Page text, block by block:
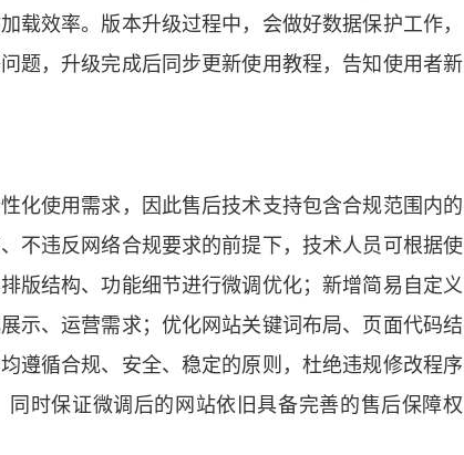
载效率。版本升级过程中，会做好数据保护工作，
题，升级完成后同步更新使用教程，告知使用者新
化使用需求，因此售后技术支持包含合规范围内的
不违反网络合规要求的前提下，技术人员可根据使
版结构、功能细节进行微调优化；新增简易自定义
示、运营需求；优化网站关键词布局、页面代码结
遵循合规、安全、稳定的原则，杜绝违规修改程序
时保证微调后的网站依旧具备完善的售后保障权